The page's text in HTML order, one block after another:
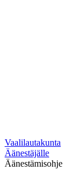
Vaalilautakunta
Äänestäjälle
Äänestämisohje